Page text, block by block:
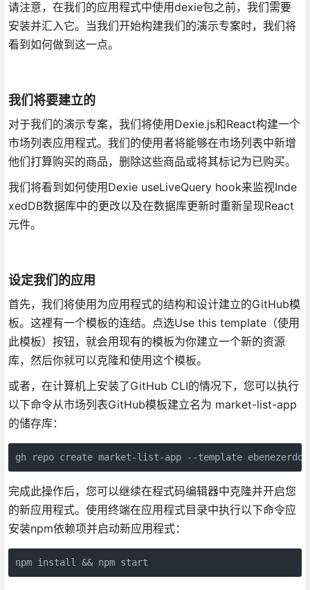
请注意，在我们的应用程式中使用dexie包之前，我们需要
安装并汇入它。当我们开始构建我们的演示专案时，我们将
看到如何做到这一点。
我们将要建立的
对于我们的演示专案，我们将使用Dexie.js和React构建一个
市场列表应用程式。我们的使用者将能够在市场列表中新增
他们打算购买的商品，删除这些商品或将其标记为已购买。
我们将看到如何使用Dexie useLiveQuery hook来监视Inde
xedDB数据库中的更改以及在数据库更新时重新呈现React
元件。
设定我们的应用
首先，我们将使用为应用程式的结构和设计建立的GitHub模
板。这裡有一个模板的连结。点选Use this template（使用
此模板）按钮，就会用现有的模板为你建立一个新的资源
库，然后你就可以克隆和使用这个模板。
或者，在计算机上安装了GitHub CLI的情况下，您可以执行
以下命令从市场列表GitHub模板建立名为 market-list-app
的储存库：
gh repo create market-list-app --template
完成此操作后，您可以继续在程式码编辑器中克隆并开启您
的新应用程式。使用终端在应用程式目录中执行以下命令应
安装npm依赖项并启动新应用程式：
npm install && npm start